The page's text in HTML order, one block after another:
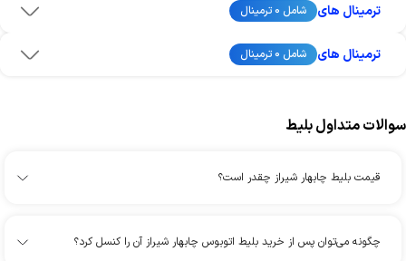
ترمینال های شامل 0 ترمینال
ترمینال های شامل 0 ترمینال
سوالات متداول بلیط
قیمت بلیط چابهار شیراز چقدر است؟
چگونه می‌توان پس از خرید بلیط اتوبوس چابهار شیراز آن را کنسل کرد؟